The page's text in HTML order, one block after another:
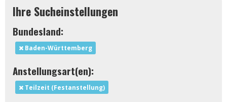
Ihre Sucheinstellungen
Bundesland:
Baden-Württemberg
Anstellungsart(en):
Teilzeit (Festanstellung)